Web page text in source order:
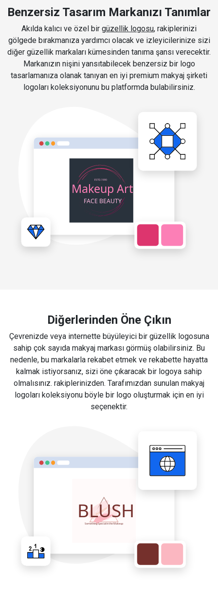
Benzersiz Tasarım Markanızı Tanımlar
Akılda kalıcı ve özel bir güzellik logosu, rakiplerinizi
gölgede bırakmanıza yardımcı olacak ve izleyicilerinize sizi
diğer güzellik markaları kümesinden tanıma şansı verecektir.
Markanızın nişini yansıtabilecek benzersiz bir logo
tasarlamanıza olanak tanıyan en iyi premium makyaj şirketi
logoları koleksiyonunu bu platformda bulabilirsiniz.
Diğerlerinden Öne Çıkın
Çevrenizde veya internette büyüleyici bir güzellik logosuna
sahip çok sayıda makyaj markası görmüş olabilirsiniz. Bu
nedenle, bu markalarla rekabet etmek ve rekabette hayatta
kalmak istiyorsanız, sizi öne çıkaracak bir logoya sahip
olmalısınız. rakiplerinizden. Tarafımızdan sunulan makyaj
logoları koleksiyonu böyle bir logo oluşturmak için en iyi
seçenektir.